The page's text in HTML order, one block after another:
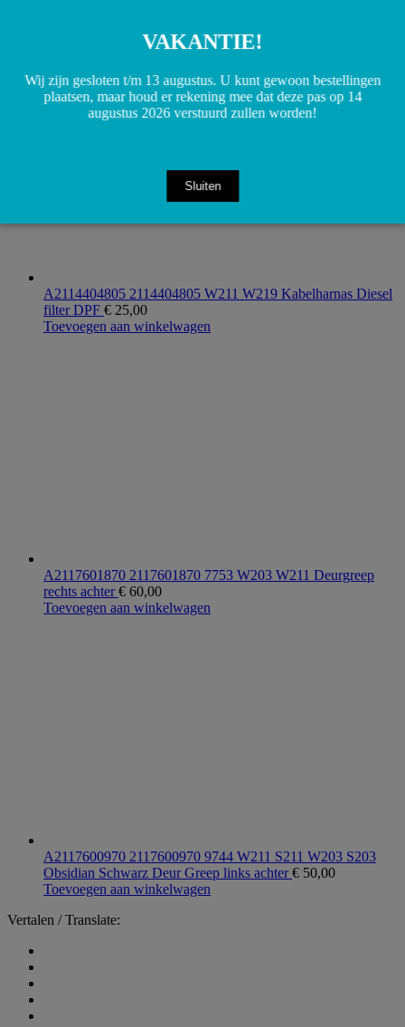
Toevoegen aan winkelwagen
A2114404805 2114404805 W211 W219 Kabelharnas Diesel
filter DPF € 25,00
Toevoegen aan winkelwagen
A2117601870 2117601870 7753 W203 W211 Deurgreep
rechts achter€ 60,00
Toevoegen aan winkelwagen
A2117600970 2117600970 9744 W211 S211 W203 S203
Obsidian Schwarz Deur Greep links achter€ 50,00
Toevoegen aan winkelwagen
Vertalen / Translate:
VAKANTIE!
Wij zijn gesloten t/m 13 augustus. U kunt gewoon bestellingen
plaatsen, maar houd er rekening mee dat deze pas op 14
augustus 2026 verstuurd zullen worden!
Sluiten